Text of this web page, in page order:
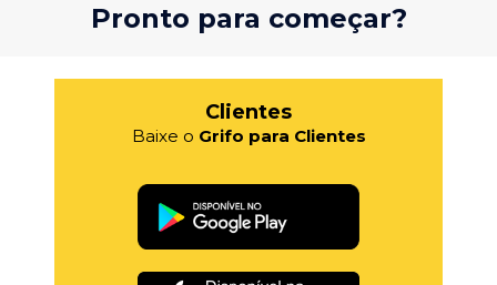
Pronto para começar?
Clientes
Baixe o Grifo para Clientes